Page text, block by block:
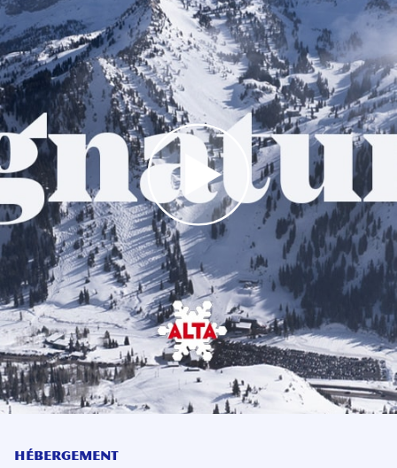
Hébergement